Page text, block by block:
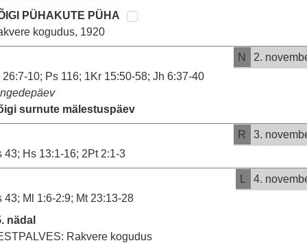
PÜHAKUTE PÜHA
kogudus, 1920
N
2.
26:7-10; Ps 116; 1Kr 15:50-58; Jh 6:37-40
surnute mälestuspäev
R
3.
43; Hs 13:1-16; 2Pt 2:1-3
4.
43; Ml 1:6-2:9; Mt 23:13-28
nädal
Rakvere kogudus